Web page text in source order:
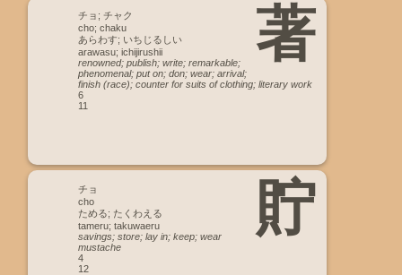
著
チョ; チャク
cho; chaku
あらわす; いちじるしい
arawasu; ichijirushii
renowned; publish; write; remarkable;
phenomenal; put on; don; wear; arrival;
finish (race); counter for suits of clothing; literary work
6
11
貯
チョ
cho
ためる; たくわえる
tameru; takuwaeru
savings; store; lay in; keep; wear
mustache
4
12